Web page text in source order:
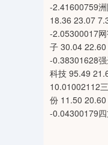
-2.41600759
18.36 23.07
-2.05300017
子 30.04
-0.38301628
科技 95.49
10.01002112
份 11.50
-0.04300179